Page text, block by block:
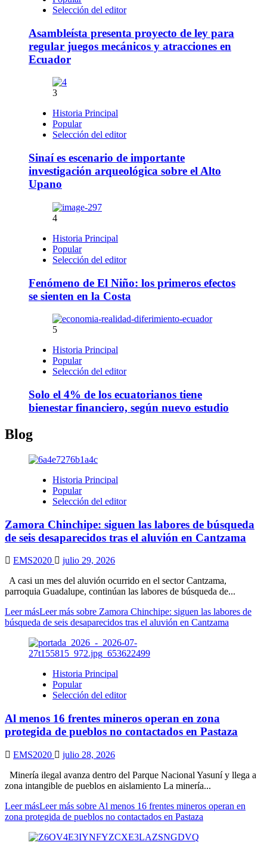
Selección del editor
Asambleísta presenta proyecto de ley para
regular juegos mecánicos y atracciones en
Ecuador
3
Historia Principal
Popular
Selección del editor
Sinaí es escenario de importante
investigación arqueológica sobre el Alto
Upano
4
Historia Principal
Popular
Selección del editor
Fenómeno de El Niño: los primeros efectos
se sienten en la Costa
5
Historia Principal
Popular
Selección del editor
Solo el 4% de los ecuatorianos tiene
bienestar financiero, según nuevo estudio
Blog
Historia Principal
Popular
Selección del editor
Zamora Chinchipe: siguen las labores de búsqueda
de seis desaparecidos tras el aluvión en Cantzama
EMS2020
julio 29, 2026
A casi un mes del aluvión ocurrido en el sector Cantzama,
parroquia Guadalupe, continúan las labores de búsqueda de...
Leer másLeer más sobre Zamora Chinchipe: siguen las labores de
búsqueda de seis desaparecidos tras el aluvión en Cantzama
Historia Principal
Popular
Selección del editor
Al menos 16 frentes mineros operan en zona
protegida de pueblos no contactados en Pastaza
EMS2020
julio 28, 2026
Minería ilegal avanza dentro del Parque Nacional Yasuní y llega a
zona intangible de pueblos en aislamiento La minería...
Leer másLeer más sobre Al menos 16 frentes mineros operan en
zona protegida de pueblos no contactados en Pastaza